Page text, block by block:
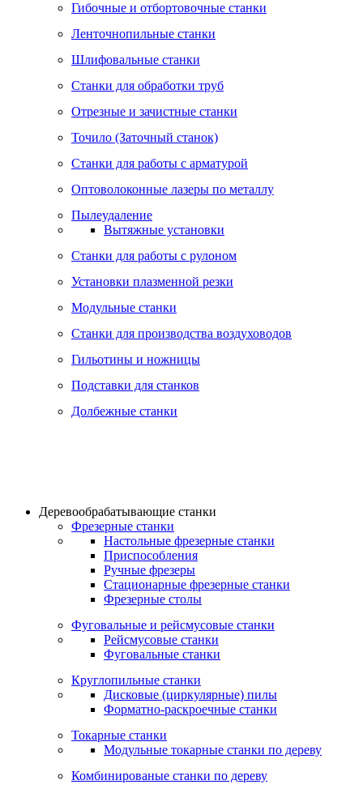
Гибочные и отбортовочные станки
Ленточнопильные станки
Шлифовальные станки
Станки для обработки труб
Отрезные и зачистные станки
Точило (Заточный станок)
Станки для работы с арматурой
Оптоволоконные лазеры по металлу
Пылеудаление
Вытяжные установки
Станки для работы с рулоном
Установки плазменной резки
Модульные станки
Станки для производства воздуховодов
Гильотины и ножницы
Подставки для станков
Долбежные станки
Деревообрабатывающие станки
Фрезерные станки
Настольные фрезерные станки
Приспособления
Ручные фрезеры
Стационарные фрезерные станки
Фрезерные столы
Фуговальные и рейсмусовые станки
Рейсмусовые станки
Фуговальные станки
Круглопильные станки
Дисковые (циркулярные) пилы
Форматно-раскроечные станки
Токарные станки
Модульные токарные станки по дереву
Комбинированые станки по дереву